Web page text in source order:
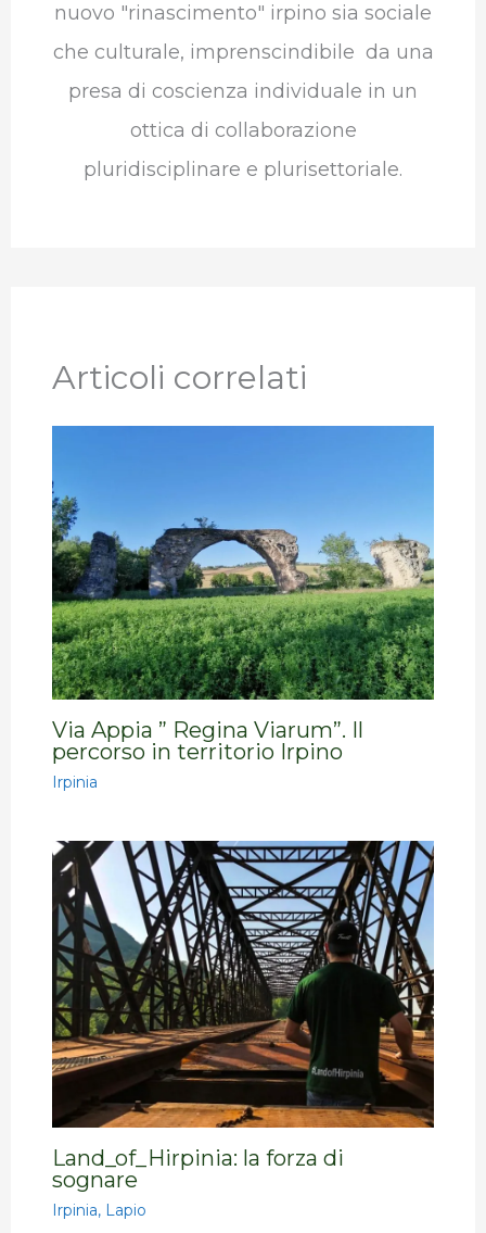
nuovo "rinascimento" irpino sia sociale
che culturale, imprenscindibile da una
presa di coscienza individuale in un
ottica di collaborazione
pluridisciplinare e plurisettoriale.
Articoli correlati
Via Appia ” Regina Viarum”. Il
percorso in territorio Irpino
Irpinia
Land_of_Hirpinia: la forza di
sognare
Irpinia, Lapio